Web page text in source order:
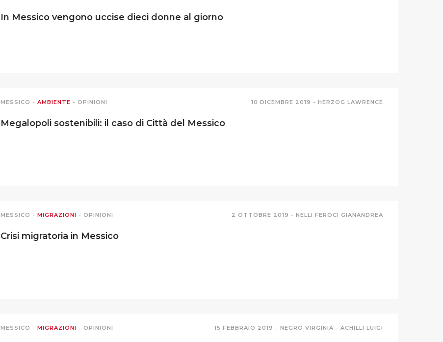
In Messico vengono uccise dieci donne al giorno
MESSICO - AMBIENTE - OPINIONI 10 DICEMBRE 2019 - HERZOG LAWRENCE
Megalopoli sostenibili: il caso di Città del Messico
MESSICO - MIGRAZIONI - OPINIONI 2 OTTOBRE 2019 - NELLI FEROCI GIANANDREA
Crisi migratoria in Messico
MESSICO - MIGRAZIONI - OPINIONI 15 FEBBRAIO 2019 - NEGRO VIRGINIA - ACHILLI LUIGI